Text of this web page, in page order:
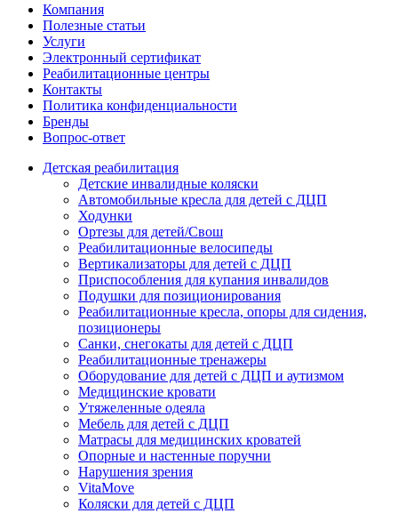
Компания
Полезные статьи
Услуги
Электронный сертификат
Реабилитационные центры
Контакты
Политика конфиденциальности
Бренды
Вопрос-ответ
Детская реабилитация
Детские инвалидные коляски
Автомобильные кресла для детей с ДЦП
Ходунки
Ортезы для детей/Свош
Реабилитационные велосипеды
Вертикализаторы для детей с ДЦП
Приспособления для купания инвалидов
Подушки для позиционирования
Реабилитационные кресла, опоры для сидения,
позиционеры
Санки, снегокаты для детей с ДЦП
Реабилитационные тренажеры
Оборудование для детей с ДЦП и аутизмом
Медицинские кровати
Утяжеленные одеяла
Мебель для детей с ДЦП
Матрасы для медицинских кроватей
Опорные и настенные поручни
Нарушения зрения
VitaMove
Коляски для детей с ДЦП